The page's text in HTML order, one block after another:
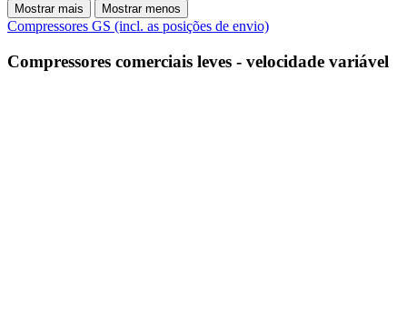
Mostrar mais Mostrar menos
Compressores GS (incl. as posições de envio)
Compressores comerciais leves - velocidade variável